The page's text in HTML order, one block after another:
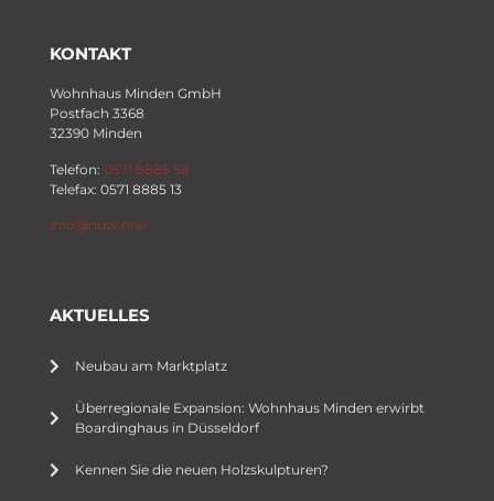
KONTAKT
Wohnhaus Minden GmbH
Postfach 3368
32390 Minden
Telefon: 0571 8885 58
Telefax: 0571 8885 13
info@huw.nrw
AKTUELLES
Neubau am Marktplatz
Überregionale Expansion: Wohnhaus Minden erwirbt
Boardinghaus in Düsseldorf
Kennen Sie die neuen Holzskulpturen?